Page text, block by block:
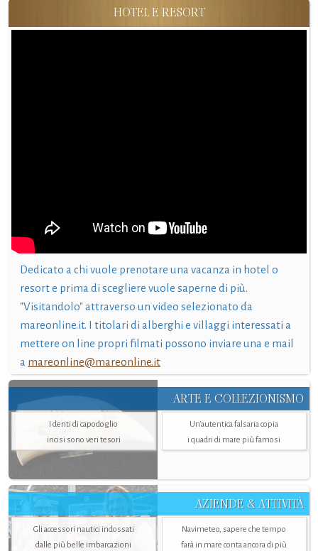
HOTEL E RESORT
Dedicato a chi vuole prenotare una vacanza in hotel o
resort e prima di scegliere vuole saperne di più.
"Visitandolo" attraverso un video selezionato da
mareonline.it. I titolari di alberghi e villaggi interessati a
mettere on line propri filmati possono inviare una e mail
a mareonline@mareonline.it
ARTE E COLLEZIONISMO
I denti di capodoglio
incisi sono veri tesori
Un’autentica falsaria copia
i quadri di mare più famosi
AZIENDE & ATTIVITÀ
Gli accessori nautici indossati
dalle più belle imbarcazioni
Navimeteo, sapere che tempo
farà in mare conta ancora di più